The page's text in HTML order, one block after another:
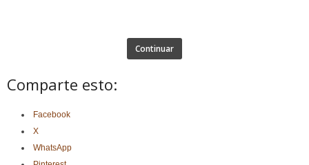
Continuar
Comparte esto:
Facebook
X
WhatsApp